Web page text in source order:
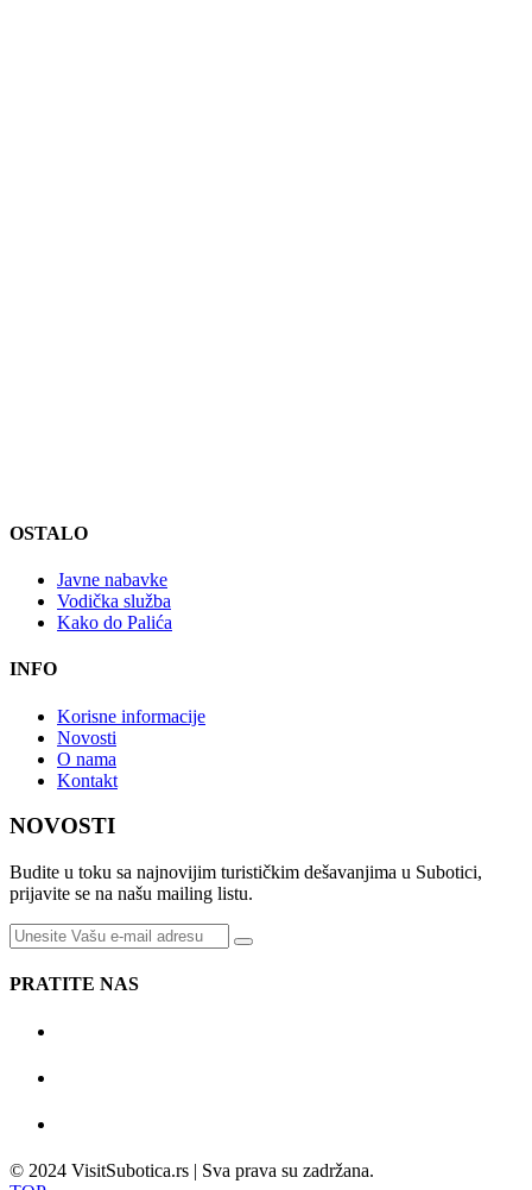
OSTALO
Javne nabavke
Vodička služba
Kako do Palića
INFO
Korisne informacije
Novosti
O nama
Kontakt
NOVOSTI
Budite u toku sa najnovijim turističkim dešavanjima u Subotici,
prijavite se na našu mailing listu.
PRATITE NAS
© 2024 VisitSubotica.rs | Sva prava su zadržana.